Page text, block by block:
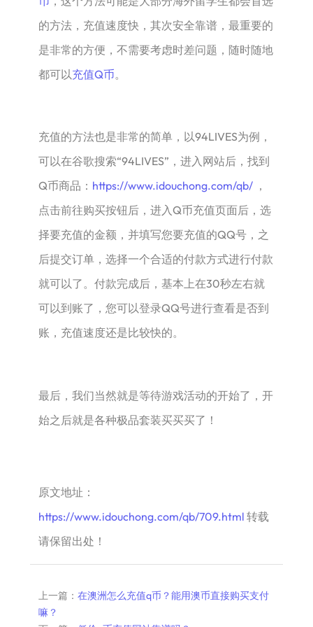
的方法，充值速度快，其次安全靠谱，最重要的
是非常的方便，不需要考虑时差问题，随时随地
都可以充值Q币。
充值的方法也是非常的简单，以94LIVES为例，
可以在谷歌搜索“94LIVES”，进入网站后，找到
Q币商品： https://www.idouchong.com/qb/，
点击前往购买按钮后，进入Q币充值页面后，选
择要充值的金额，并填写您要充值的QQ号，之
后提交订单，选择一个合适的付款方式进行付款
就可以了。付款完成后，基本上在30秒左右就
可以到账了，您可以登录QQ号进行查看是否到
账，充值速度还是比较快的。
最后，我们当然就是等待游戏活动的开始了，开
始之后就是各种极品套装买买买了！
原文地址：
https://www.idouchong.com/qb/709.html 转载
请保留出处！
上一篇： 在澳洲怎么充值q币？能用澳币直接购买支付
嘛？